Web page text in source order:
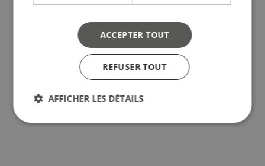
ACCEPTER TOUT
REFUSER TOUT
AFFICHER LES DÉTAILS